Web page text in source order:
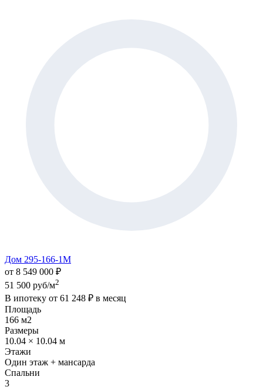
Дом 295-166-1М
от 8 549 000 ₽
51 500 руб/м2
В ипотеку от 61 248 ₽ в месяц
Площадь
166 м2
Размеры
10.04 × 10.04 м
Этажи
Один этаж + мансарда
Спальни
3